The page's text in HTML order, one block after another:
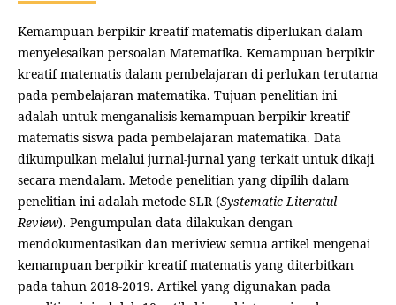
Kemampuan berpikir kreatif matematis diperlukan dalam
menyelesaikan persoalan Matematika. Kemampuan berpikir
kreatif matematis dalam pembelajaran di perlukan terutama
pada pembelajaran matematika. Tujuan penelitian ini
adalah untuk menganalisis kemampuan berpikir kreatif
matematis siswa pada pembelajaran matematika. Data
dikumpulkan melalui jurnal-jurnal yang terkait untuk dikaji
secara mendalam. Metode penelitian yang dipilih dalam
penelitian ini adalah metode SLR (Systematic Literatul
Review). Pengumpulan data dilakukan dengan
mendokumentasikan dan meriview semua artikel mengenai
kemampuan berpikir kreatif matematis yang diterbitkan
pada tahun 2018-2019. Artikel yang digunakan pada